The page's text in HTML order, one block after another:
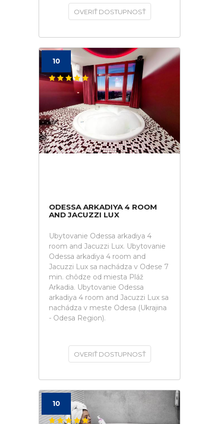
OVERIŤ DOSTUPNOSŤ
10
ODESSA ARKADIYA 4 ROOM
AND JACUZZI LUX
Ubytovanie Odessa arkadiya 4
room and Jacuzzi Lux. Ubytovanie
Odessa arkadiya 4 room and
Jacuzzi Lux sa nachádza v Odese 7
min. chôdze od miesta Pláž
Arkadia. Ubytovanie Odessa
arkadiya 4 room and Jacuzzi Lux sa
nachádza v meste Odesa (Ukrajina
- Odesa Region).
OVERIŤ DOSTUPNOSŤ
10